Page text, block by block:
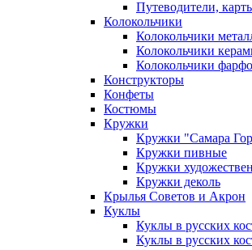
Путеводители,
Колокольчики
Колокольчики
Колокольчики
Колокольчики
Конструкторы
Конфеты
Костюмы
Кружки
Кружки "Самара
Кружки пивные
Кружки
Кружки деколь
Крылья Советов и Акрон
Куклы
Куклы в русских
Куклы в русских